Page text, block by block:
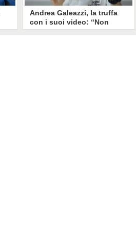
Andrea Galeazzi, la truffa
con i suoi video: “Non
sono io quello. Mi hanno